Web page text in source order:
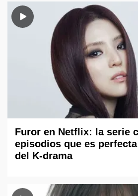
Furor en Netflix: la serie
episodios que es
del K-drama